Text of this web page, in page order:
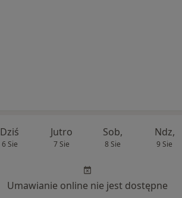
Dziś
6 Sie
Jutro
7 Sie
Sob,
8 Sie
Ndz,
9 Sie
Umawianie online nie jest dostępne